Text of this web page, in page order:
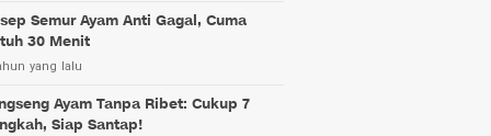
Semur Ayam Anti Gagal, Cuma
30 Menit
yang lalu
Ayam Tanpa Ribet: Cukup 7
Siap Santap!